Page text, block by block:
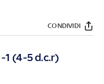
CONDIVIDI
1 (4-5 d.c.r)